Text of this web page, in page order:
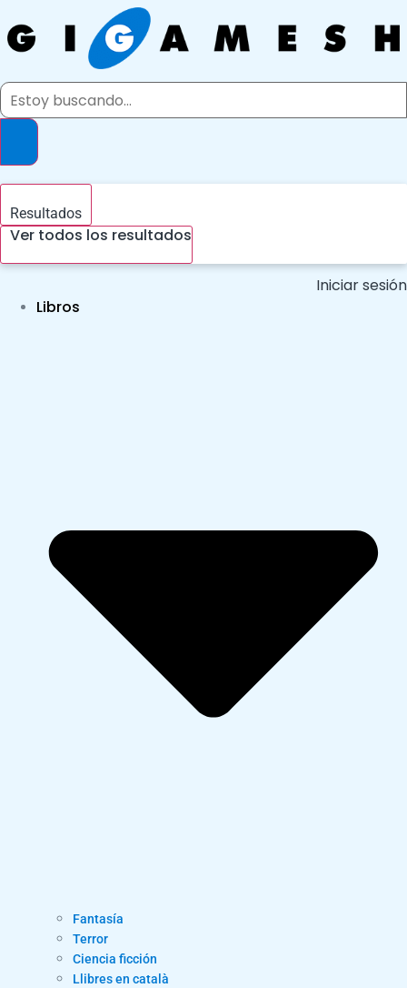
al
contenido
Search
Resultados
Ver todos los resultados
Iniciar sesión
Libros
Fantasía
Terror
Ciencia ficción
Llibres en català